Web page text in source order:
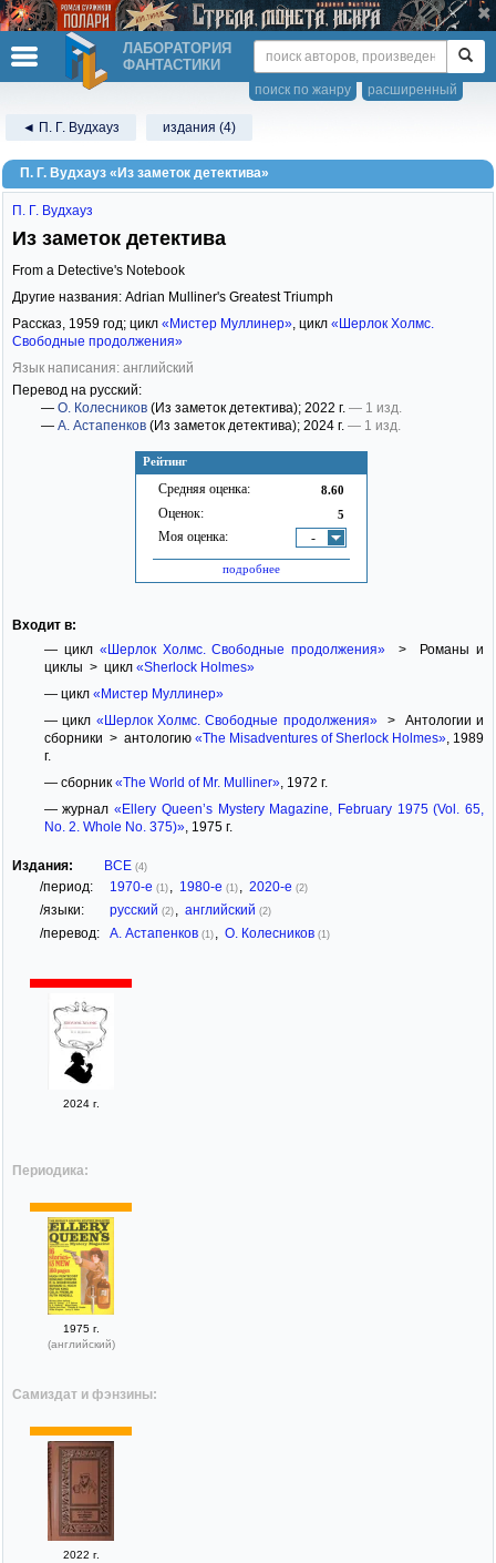
ЛАБОРАТОРИЯ
ФАНТАСТИКИ
расширенный
поиск по жанру
◄ П. Г. Вудхауз издания (4)
П. Г. Вудхауз «Из заметок детектива»
Рейтинг
Средняя оценка: 8.60
Оценок: 5
Моя оценка: -
подробнее
П. Г. Вудхауз
Из заметок детектива
From a Detective's Notebook
Другие названия: Adrian Mulliner's Greatest Triumph
Рассказ, 1959 год; цикл «Мистер Муллинер», цикл «Шерлок Холмс.
Свободные продолжения»
Язык написания: английский
Перевод на русский:
— О. Колесников (Из заметок детектива); 2022 г. — 1 изд.
— А. Астапенков (Из заметок детектива); 2024 г. — 1 изд.
Входит в:
— цикл «Шерлок Холмс. Свободные продолжения» > Романы и
циклы > цикл «Sherlock Holmes»
— цикл «Мистер Муллинер»
— цикл «Шерлок Холмс. Свободные продолжения»> Антологии и
сборники > антологию «The Misadventures of Sherlock Holmes» , 1989
г.
— сборник «The World of Mr. Mulliner», 1972 г.
— журнал«Ellery Queen’s Mystery Magazine, February 1975 (Vol. 65,
No. 2. Whole No. 375)», 1975 г.
Издания: ВСЕ (4)
/период: 1970-е (1) 1980-е (1) 2020-е (2)
/языки: русский (2) английский (2)
/перевод: А. Астапенков (1) О. Колесников (1)
2024 г.
Периодика:
1975 г.
(английский)
Самиздат и фэнзины:
2022 г.